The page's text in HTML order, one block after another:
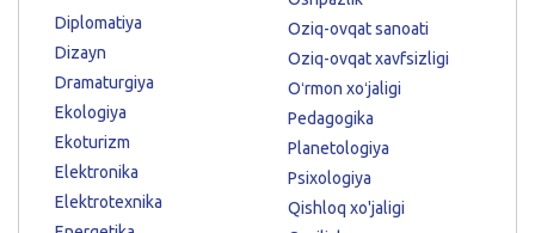
Diplomatiya
Dizayn
Dramaturgiya
Ekologiya
Ekoturizm
Elektronika
Elektrotexnika
Oziq-ovqat sanoati
Oziq-ovqat xavfsizligi
Oʻrmon xoʻjaligi
Pedagogika
Planetologiya
Psixologiya
Qishloq xo'jaligi